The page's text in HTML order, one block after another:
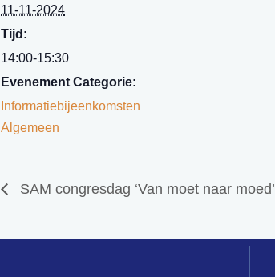
11-11-2024
Tijd:
14:00-15:30
Evenement Categorie:
Informatiebijeenkomsten
Algemeen
SAM congresdag ‘Van moet naar moed’